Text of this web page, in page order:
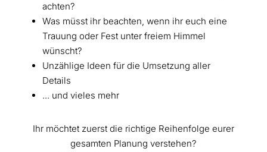
achten?
Was müsst ihr beachten, wenn ihr euch eine
Trauung oder Fest unter freiem Himmel
wünscht?
Unzählige Ideen für die Umsetzung aller
Details
... und vieles mehr
Ihr möchtet zuerst die richtige Reihenfolge eurer
gesamten Planung verstehen?